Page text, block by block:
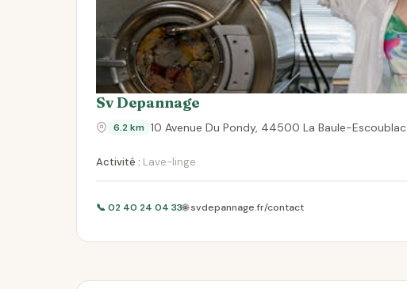
Sv Depannage
6.2 km 10 Avenue Du Pondy, 44500 La Baule-Escoublac
Activité : Lave-linge
📞 02 40 24 04 33🌐 svdepannage.fr/contact